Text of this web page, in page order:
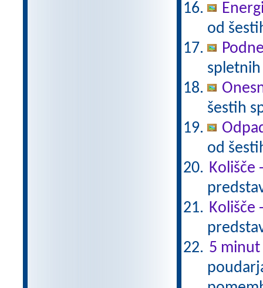
od
spletnih
šestih
od
Kolišče
Kolišče
5 minut